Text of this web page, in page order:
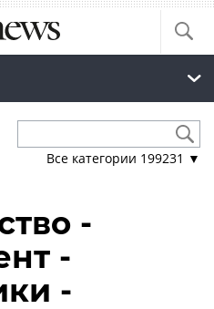
Все категории 199231 ▼
-
-
-